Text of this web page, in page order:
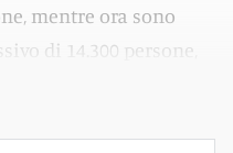
mentre ora sono
di 14.300 persone,